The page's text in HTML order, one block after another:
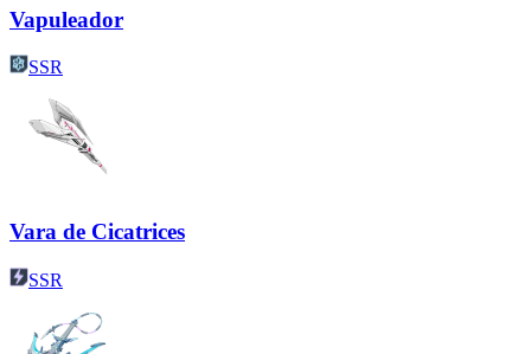
Vapuleador
SSR
Vara de Cicatrices
SSR